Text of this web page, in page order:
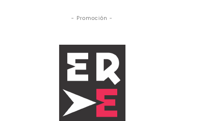
- Promoción -